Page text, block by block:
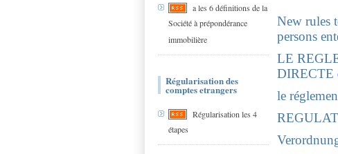
a les 6 définitions de la
Société à prépondérance
immobilière
Régularisation des
comptes etrangers
Régularisation les 4
étapes
New rules
persons
LE
DIRECTE
le